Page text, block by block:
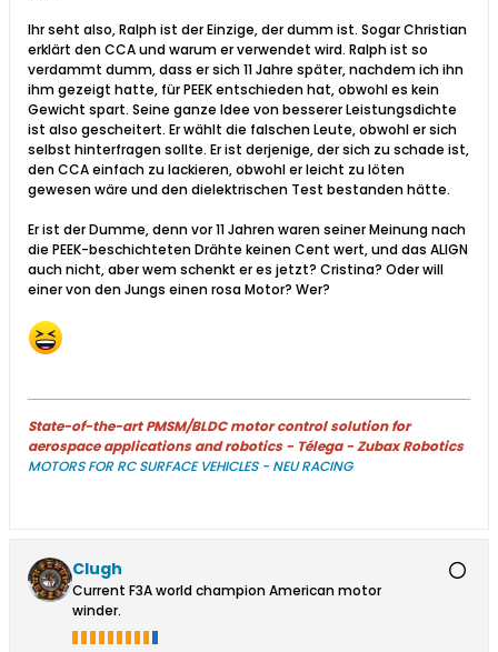
Ihr seht also, Ralph ist der Einzige, der dumm ist. Sogar Christian
erklärt den CCA und warum er verwendet wird. Ralph ist so
verdammt dumm, dass er sich 11 Jahre später, nachdem ich ihn
ihm gezeigt hatte, für PEEK entschieden hat, obwohl es kein
Gewicht spart. Seine ganze Idee von besserer Leistungsdichte
ist also gescheitert. Er wählt die falschen Leute, obwohl er sich
selbst hinterfragen sollte. Er ist derjenige, der sich zu schade ist,
den CCA einfach zu lackieren, obwohl er leicht zu löten
gewesen wäre und den dielektrischen Test bestanden hätte.
Er ist der Dumme, denn vor 11 Jahren waren seiner Meinung nach
die PEEK-beschichteten Drähte keinen Cent wert, und das ALIGN
auch nicht, aber wem schenkt er es jetzt? Cristina? Oder will
einer von den Jungs einen rosa Motor? Wer?​
State-of-the-art PMSM/BLDC motor control solution for
aerospace applications and robotics - Télega - Zubax Robotics
MOTORS FOR RC SURFACE VEHICLES - NEU RACING
Clugh
Current F3A world champion American motor
winder.